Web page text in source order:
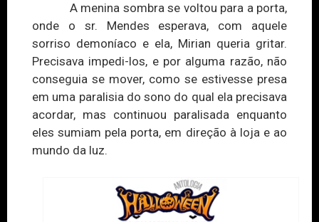
A menina sombra se voltou para a porta,
onde o sr. Mendes esperava, com aquele
sorriso demoníaco e ela, Mirian queria gritar.
Precisava impedi-los, e por alguma razão, não
conseguia se mover, como se estivesse presa
em uma paralisia do sono do qual ela precisava
acordar, mas continuou paralisada enquanto
eles sumiam pela porta, em direção à loja e ao
mundo da luz.